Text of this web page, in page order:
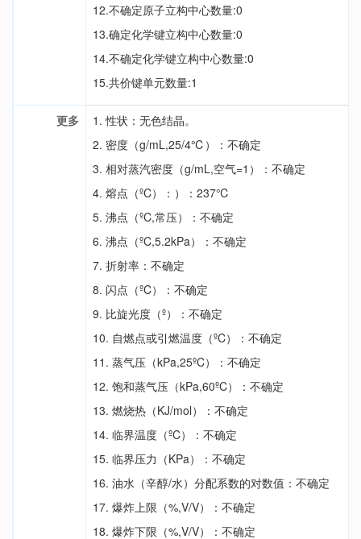
12.不确定原子立构中心数量:0
13.确定化学键立构中心数量:0
14.不确定化学键立构中心数量:0
15.共价键单元数量:1
更多
1. 性状：无色结晶。
2. 密度（g/mL,25/4℃）：不确定
3. 相对蒸汽密度（g/mL,空气=1）：不确定
4. 熔点（ºC）：）：237℃
5. 沸点（ºC,常压）：不确定
6. 沸点（ºC,5.2kPa）：不确定
7. 折射率：不确定
8. 闪点（ºC）：不确定
9. 比旋光度（º）：不确定
10. 自燃点或引燃温度（ºC）：不确定
11. 蒸气压（kPa,25ºC）：不确定
12. 饱和蒸气压（kPa,60ºC）：不确定
13. 燃烧热（KJ/mol）：不确定
14. 临界温度（ºC）：不确定
15. 临界压力（KPa）：不确定
16. 油水（辛醇/水）分配系数的对数值：不确定
17. 爆炸上限（%,V/V）：不确定
18. 爆炸下限（%,V/V）：不确定